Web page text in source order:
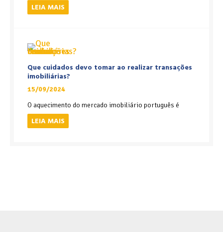
LEIA MAIS
Que cuidados devo tomar ao realizar transações
imobiliárias?
15/09/2024
O aquecimento do mercado imobiliário português é
LEIA MAIS